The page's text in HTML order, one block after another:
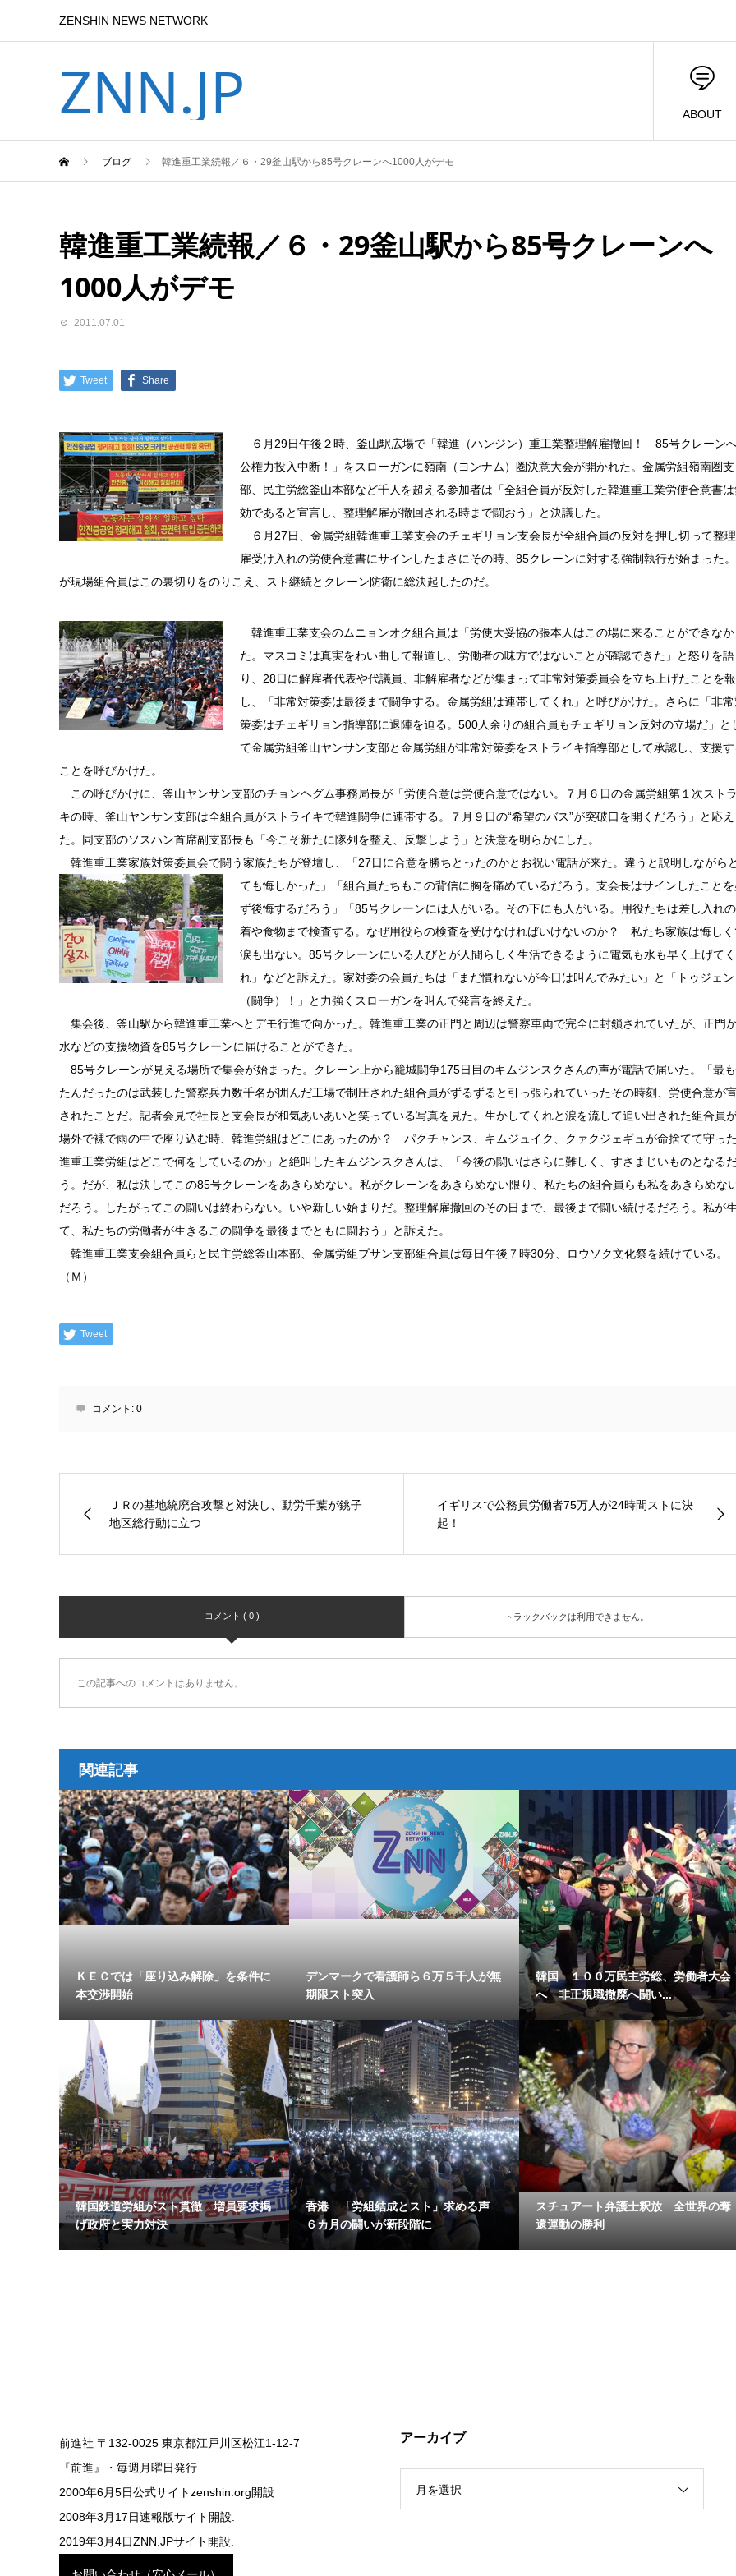
ZENSHIN NEWS NETWORK
ZNN.JP ABOUT
ブログ 韓進重工業続報／６・29釜山駅から85号クレーンへ1000人がデモ
韓進重工業続報／６・29釜山駅から85号クレーンへ
1000人がデモ
2011.07.01
Tweet Share
６月29日午後２時、釜山駅広場で「韓進（ハンジン）重工業整理解雇撤回！ 85号クレーン
公権力投入中断！」をスローガンに嶺南（ヨンナム）圏決意大会が開かれた。金属労組嶺南圏支
部、民主労総釜山本部など千人を超える参加者は「全組合員が反対した韓進重工業労使合意書
効であると宣言し、整理解雇が撤回される時まで闘おう」と決議した。
６月27日、金属労組韓進重工業支会のチェギリョン支会長が全組合員の反対を押し切って整
雇受け入れの労使合意書にサインしたまさにその時、85クレーンに対する強制執行が始まった
が現場組合員はこの裏切りをのりこえ、スト継続とクレーン防衛に総決起したのだ。
韓進重工業支会のムニョンオク組合員は「労使大妥協の張本人はこの場に来ることができなか
た。マスコミは真実をわい曲して報道し、労働者の味方ではないことが確認できた」と怒りを語
り、28日に解雇者代表や代議員、非解雇者などが集まって非常対策委員会を立ち上げたことを
し、「非常対策委は最後まで闘争する。金属労組は連帯してくれ」と呼びかけた。さらに「非
策委はチェギリョン指導部に退陣を迫る。500人余りの組合員もチェギリョン反対の立場だ」と
て金属労組釜山ヤンサン支部と金属労組が非常対策委をストライキ指導部として承認し、支援す
ことを呼びかけた。
この呼びかけに、釜山ヤンサン支部のチョンヘグム事務局長が「労使合意は労使合意ではない。７月６日の金属労組第１次スト
キの時、釜山ヤンサン支部は全組合員がストライキで韓進闘争に連帯する。７月９日の“希望のバス”が突破口を開くだろう」と応え
た。同支部のソスハン首席副支部長も「今こそ新たに隊列を整え、反撃しよう」と決意を明らかにした。
韓進重工業家族対策委員会で闘う家族たちが登壇し、「27日に合意を勝ちとったのかとお祝い電話が来た。違うと説明しながらと
ても悔しかった」「組合員たちもこの背信に胸を痛めているだろう。支会長はサインしたこと
ず後悔するだろう」「85号クレーンには人がいる。その下にも人がいる。用役たちは差し入れ
着や食物まで検査する。なぜ用役らの検査を受けなければいけないのか？ 私たち家族は悔しく
涙も出ない。85号クレーンにいる人びとが人間らしく生活できるように電気も水も早く上げてく
れ」などと訴えた。家対委の会員たちは「まだ慣れないが今日は叫んでみたい」と「トゥジェン
（闘争）！」と力強くスローガンを叫んで発言を終えた。
集会後、釜山駅から韓進重工業へとデモ行進で向かった。韓進重工業の正門と周辺は警察車両で完全に封鎖されていたが、正門
水などの支援物資を85号クレーンに届けることができた。
85号クレーンが見える場所で集会が始まった。クレーン上から籠城闘争175日目のキムジンスクさんの声が電話で届いた。「最
たんだったのは武装した警察兵力数千名が囲んだ工場で制圧された組合員がずるずると引っ張られていったその時刻、労使合意が
されたことだ。記者会見で社長と支会長が和気あいあいと笑っている写真を見た。生かしてくれと涙を流して追い出された組合員
場外で裸で雨の中で座り込む時、韓進労組はどこにあったのか？ パクチャンス、キムジュイク、クァクジェギュが命捨てて守っ
進重工業労組はどこで何をしているのか」と絶叫したキムジンスクさんは、「今後の闘いはさらに難しく、すさまじいものとなる
う。だが、私は決してこの85号クレーンをあきらめない。私がクレーンをあきらめない限り、私たちの組合員らも私をあきらめな
だろう。したがってこの闘いは終わらない。いや新しい始まりだ。整理解雇撤回のその日まで、最後まで闘い続けるだろう。私が
て、私たちの労働者が生きるこの闘争を最後までともに闘おう」と訴えた。
韓進重工業支会組合員らと民主労総釜山本部、金属労組プサン支部組合員は毎日午後７時30分、ロウソク文化祭を続けている。
（Ｍ）
Tweet
コメント: 0
ＪＲの基地統廃合攻撃と対決し、動労千葉が銚子
地区総行動に立つ
イギリスで公務員労働者75万人が24時間ストに決
起！
コメント ( 0 ) トラックバックは利用できません。
この記事へのコメントはありません。
関連記事
ＫＥＣでは「座り込み解除」を条件に
本交渉開始
デンマークで看護師ら６万５千人が無
期限スト突入
韓国 １００万民主労総、労働者大会
へ 非正規職撤廃へ闘い...
韓国鉄道労組がスト貫徹 増員要求掲
げ政府と実力対決
香港 「労組結成とスト」求める声
６カ月の闘いが新段階に
スチュアート弁護士釈放 全世界の奪
還運動の勝利
前進社 〒132-0025 東京都江戸川区松江1-12-7
『前進』・毎週月曜日発行
2000年6月5日公式サイトzenshin.org開設
2008年3月17日速報版サイト開設.
2019年3月4日ZNN.JPサイト開設.
アーカイブ
月を選択